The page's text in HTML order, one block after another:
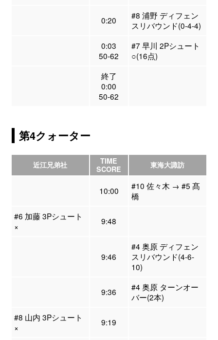
0:20
#8 浦野 ディフェン
スリバウンド(0-4-4)
0:03
50-62
#7 早川 2Pシュート
○(16点)
終了
0:00
50-62
第4クォーター
近江兄弟社
TIME
SCORE
東海大諏訪
10:00
#10 佐々木 → #5 髙
橋
#6 加藤 3Pシュート
×
9:48
9:46
#4 奥原 ディフェン
スリバウンド(4-6-
10)
9:36
#4 奥原 ターンオー
バー(2本)
#8 山内 3Pシュート
×
9:19